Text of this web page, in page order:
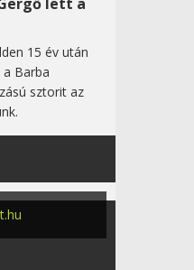
15 év után
Barba
sztorit az